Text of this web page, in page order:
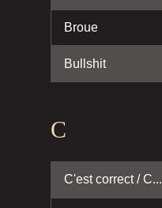
Broue
Bullshit
C
C'est correct / C...